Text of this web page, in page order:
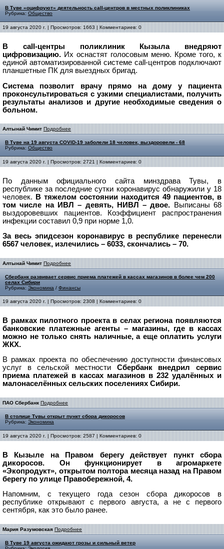
В Туве «оцифруют» деятельность call-центров в местных поликлиниках
Рубрика: Общество
19 августа 2020 г. | Просмотров: 1663 | Комментариев: 0
В call-центры поликлиник Кызыла внедряют
цифровизацию. Их оснастят голосовым меню. Кроме того, к
единой автоматизированной системе call-центров подключают
планшетные ПК для выездных бригад.
Система позволит врачу прямо на дому у пациента
проконсультироваться с узкими специалистами, получить
результаты анализов и другие необходимые сведения о
больном.
Алтынай Чимит Подробнее
В Туве на 19 августа COVID-19 заболели 18 человек, выздоровели - 68
Рубрика: Общество
19 августа 2020 г. | Просмотров: 2721 | Комментариев: 0
По данным официального сайта минздрава Тувы, в
республике за последние сутки коронавирус обнаружили у 18
человек.
В тяжелом состоянии находится 49 пациентов, в
том числе на ИВЛ – девять, НИВЛ – двое. Выписаны 68
выздоровевших пациентов. Коэффициент распространения
инфекции составил 0,9 при норме 1,0.
За весь эпидсезон коронавирус в республике перенесли
6567 человек, излечились – 6033, скончались – 70.
Алтынай Чимит Подробнее
Сбербанк развивает сервис приема платежей в кассах магазинов в более чем 200
селах Сибири
Рубрика: Экономика / Финансы
19 августа 2020 г. | Просмотров: 2308 | Комментариев: 0
В рамках пилотного проекта в селах региона появляются
банковские платежные агенты – магазины, где в кассах
можно не только снять наличные, а еще оплатить услуги
ЖКХ.
В рамках проекта по обеспечению доступности финансовых
услуг в сельской местности Сбербанк внедрил сервис
приема платежей в кассах магазинов в 232 удалённых и
малонаселённых сельских поселениях Сибири.
ПАО Сбербанк Подробнее
В столице Тувы открыт пункт сбора дикоросов
Рубрика: Экономика
19 августа 2020 г. | Просмотров: 2587 | Комментариев: 0
В Кызыле на Правом берегу действует пункт сбора
дикоросов. Он функционирует в агромаркете
«Экопродукт», открытом полтора месяца назад на Правом
берегу по улице Правобережной, 4.
Напомним, с текущего года сезон сбора дикоросов в
республике открывают с первого августа, а не с первого
сентября, как это было ранее.
Мария Разумовская Подробнее
В Туве 19 августа ожидают грозы и сильный ветер